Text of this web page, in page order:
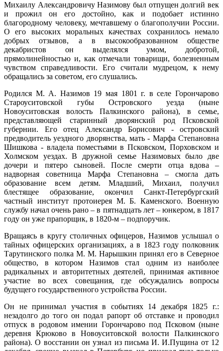
Михаилу Александровичу Назимову был отпущен долгий век
и прожил он его достойно, как и подобает истинно
благородному человеку, мечтавшему о благополучии России.
О его высоких моральных качествах сохранилось немало
добрых отзывов, а в высокообразованном обществе
декабристов он выделялся умом, добротой,
прямолинейностью и, как отмечали товарищи, болезненным
чувством справедливости. Его считали мудрецом, к нему
обращались за советом, его слушались.
Родился М. А. Назимов 19 мая 1801 г. в селе Горончарово
Староуситовской губы Островского уезда (ныне
Новоуситовская волость Палкинского района), в семье,
представляющей старинный дворянский род Псковской
губернии. Его отец Александр Борисович - островский
предводитель уездного дворянства, мать - Марфа Степановна
Шишкова - владела поместьями в Псковском, Порховском и
Холмском уездах. В дружной семье Назимовых было две
дочери и пятеро сыновей. После смерти отца вдова –
надворная советница Марфа Степановна – смогла дать
образование всем детям. Младший, Михаил, получил
блестящее образование, окончил Санкт-Петербургский
частный институт протоиерея М. Б. Каменского. Военную
службу начал очень рано – в пятнадцать лет – юнкером, в 1817
году он уже прапорщик, в 1820-м – подпоручик.
Вращаясь в кругу столичных офицеров, Назимов услышал о
тайных офицерских организациях, а в 1823 году полковник
Тарутинского полка М. М. Нарышкин принял его в Северное
общество, в котором Назимов стал одним из наиболее
радикальных и авторитетных деятелей, принимая активное
участие во всех совещания, где обсуждались вопросы
будущего государственного устройства России.
Он не принимал участия в событиях 14 декабря 1825 г.:
незадолго до того он подал рапорт об отставке и проводил
отпуск в родовом имении Горончарово под Псковом (ныне
деревня Крюково в Новоуситовской волости Палкинского
района). О восстании он узнал из письма И. И.Пущина от 12